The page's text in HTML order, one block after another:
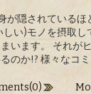
が隠されているほ
い)モノを摂取し
います。 それが
のか!? 様々なコミ